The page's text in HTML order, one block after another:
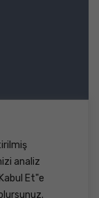
analiz
Et"e